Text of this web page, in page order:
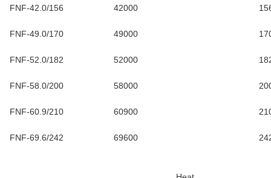
FNF-42.0/156 42000
FNF-49.0/170 49000
FNF-52.0/182 52000
FNF-58.0/200 58000
FNF-60.9/210 60900
FNF-69.6/242 69600